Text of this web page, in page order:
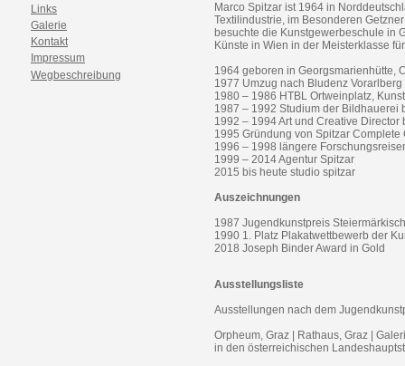
Marco Spitzar ist 1964 in
Textilindustrie, im Besonderen
besuchte die Kunstgewerbeschule in
Künste in Wien in der Meisterklasse
1964 geboren in Georgsmarienhütte,
1977 Umzug nach Bludenz Vorarlberg
1980 – 1986 HTBL Ortweinplatz,
1987 – 1992 Studium der Bildhauerei
1992 – 1994 Art und Creative
1995 Gründung von Spitzar
1996 – 1998 längere
1999 – 2014 Agentur Spitzar
2015 bis heute studio spitzar
Auszeichnungen
1987 Jugendkunstpreis
1990 1. Platz Plakatwettbewerb der
2018 Joseph Binder Award in Gold
Ausstellungsliste
Ausstellungen nach dem
Orpheum, Graz | Rathaus, Graz |
in den österreichischen
Links
Galerie
Kontakt
Impressum
Wegbeschreibung